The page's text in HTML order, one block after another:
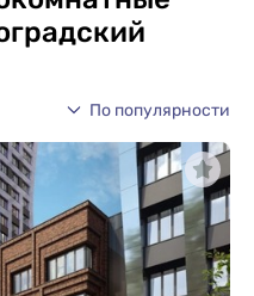
По популярности